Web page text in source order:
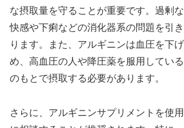
な摂取量を守ることが重要です。過剰
快感や下痢などの消化器系の問題を引
ります。また、アルギニンは血圧を下
め、高血圧の人や降圧薬を服用してい
のもとで摂取する必要があります。
さらに、アルギニンサプリメントを使